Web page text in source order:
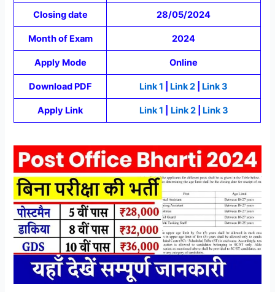
Closing date 28/05/2024
Month of Exam 2024
Apply Mode Online
Download PDF Link 1 Link 2 Link 3
Apply Link Link 1 Link 2 Link 3